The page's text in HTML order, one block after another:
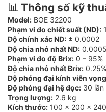
📊 Thông số kỹ
Model: BOE 32200
Phạm vi đo chiết suất (ND):
Độ chính xác ND: ± 0.0002
Độ chia nhỏ nhất ND: 0.0005
Phạm vi đo độ Brix: 0 – 95%
Độ chia nhỏ nhất Brix: 0.25%
Độ phóng đại kính viễn
Độ phóng đại hệ đọc: 30 lần
Trọng lượng: 2.6 kg
Kích thước: 100 × 200 ×